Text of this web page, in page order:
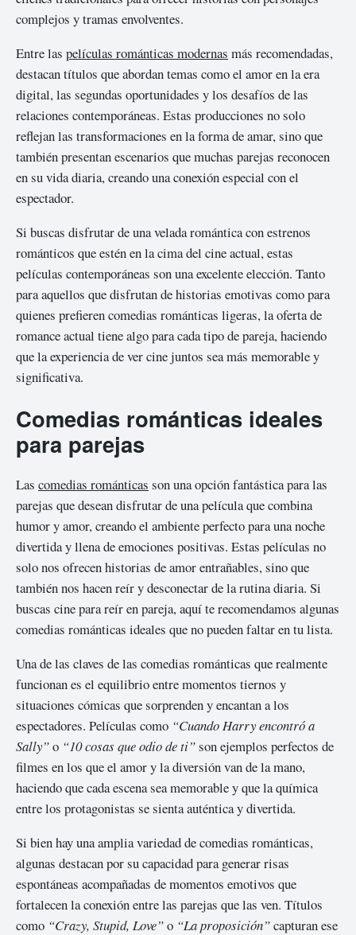
complejos y tramas envolventes.
Entre las películas románticas modernas más recomendadas,
destacan títulos que abordan temas como el amor en la era
digital, las segundas oportunidades y los desafíos de las
relaciones contemporáneas. Estas producciones no solo
reflejan las transformaciones en la forma de amar, sino que
también presentan escenarios que muchas parejas reconocen
en su vida diaria, creando una conexión especial con el
espectador.
Si buscas disfrutar de una velada romántica con estrenos
románticos que estén en la cima del cine actual, estas
películas contemporáneas son una excelente elección. Tanto
para aquellos que disfrutan de historias emotivas como para
quienes prefieren comedias románticas ligeras, la oferta de
romance actual tiene algo para cada tipo de pareja, haciendo
que la experiencia de ver cine juntos sea más memorable y
significativa.
Comedias románticas ideales
para parejas
Las comedias románticas son una opción fantástica para las
parejas que desean disfrutar de una película que combina
humor y amor, creando el ambiente perfecto para una noche
divertida y llena de emociones positivas. Estas películas no
solo nos ofrecen historias de amor entrañables, sino que
también nos hacen reír y desconectar de la rutina diaria. Si
buscas cine para reír en pareja, aquí te recomendamos algunas
comedias románticas ideales que no pueden faltar en tu lista.
Una de las claves de las comedias románticas que realmente
funcionan es el equilibrio entre momentos tiernos y
situaciones cómicas que sorprenden y encantan a los
espectadores. Películas como “Cuando Harry encontró a
Sally”o “10 cosas que odio de ti”son ejemplos perfectos de
filmes en los que el amor y la diversión van de la mano,
haciendo que cada escena sea memorable y que la química
entre los protagonistas se sienta auténtica y divertida.
Si bien hay una amplia variedad de comedias románticas,
algunas destacan por su capacidad para generar risas
espontáneas acompañadas de momentos emotivos que
fortalecen la conexión entre las parejas que las ven. Títulos
como “Crazy, Stupid, Love”o “La proposición”capturan ese